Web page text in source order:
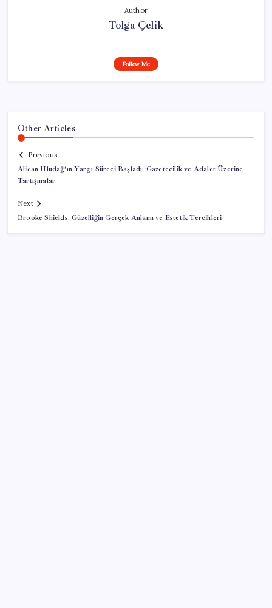
Author
Tolga Çelik
Follow Me
Other Articles
Previous
Alican Uludağ’ın Yargı Süreci Başladı: Gazetecilik ve Adalet Üzerine
Tartışmalar
Next
Brooke Shields: Güzelliğin Gerçek Anlamı ve Estetik Tercihleri